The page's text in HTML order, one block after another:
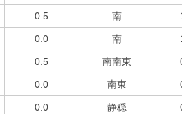
0.5 南
0.0 南
0.5 南南東
0.0 南東
0.0 静穏